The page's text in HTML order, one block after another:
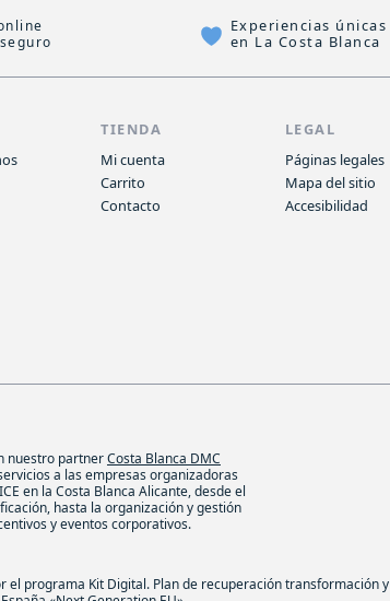
Experiencias únicas
en La Costa Blanca
TIENDA
Mi cuenta
Carrito
Contacto
LEGAL
Páginas legales
Mapa del sitio
Accesibilidad
nuestro partnerCosta Blanca DMC
a las empresas organizadoras
en la Costa Blanca Alicante, desde el
hasta la organización y gestión
y eventos corporativos.
el programa Kit Digital. Plan de recuperación transformación y